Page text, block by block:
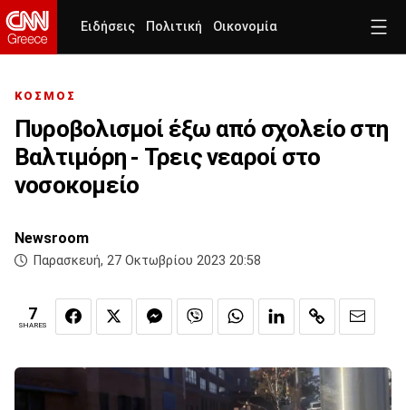
Ειδήσεις Πολιτική Οικονομία
ΚΟΣΜΟΣ
Πυροβολισμοί έξω από σχολείο στη
Βαλτιμόρη - Τρεις νεαροί στο
νοσοκομείο
Newsroom
Παρασκευή, 27 Οκτωβρίου 2023 20:58
7
SHARES